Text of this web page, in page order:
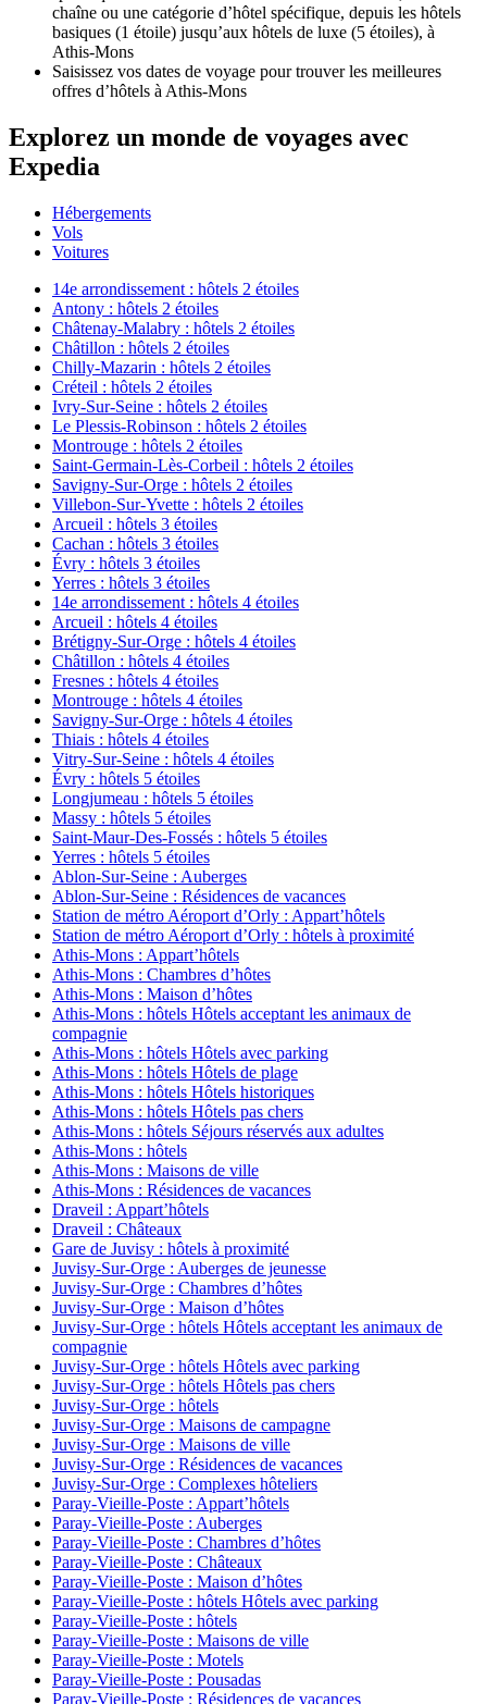
chaîne ou une catégorie d’hôtel spécifique, depuis les hôtels
basiques (1 étoile) jusqu’aux hôtels de luxe (5 étoiles), à
Athis-Mons
Saisissez vos dates de voyage pour trouver les meilleures
offres d’hôtels à Athis-Mons
Explorez un monde de voyages avec
Expedia
Hébergements
Vols
Voitures
14e arrondissement : hôtels 2 étoiles
Antony : hôtels 2 étoiles
Châtenay-Malabry : hôtels 2 étoiles
Châtillon : hôtels 2 étoiles
Chilly-Mazarin : hôtels 2 étoiles
Créteil : hôtels 2 étoiles
Ivry-Sur-Seine : hôtels 2 étoiles
Le Plessis-Robinson : hôtels 2 étoiles
Montrouge : hôtels 2 étoiles
Saint-Germain-Lès-Corbeil : hôtels 2 étoiles
Savigny-Sur-Orge : hôtels 2 étoiles
Villebon-Sur-Yvette : hôtels 2 étoiles
Arcueil : hôtels 3 étoiles
Cachan : hôtels 3 étoiles
Évry : hôtels 3 étoiles
Yerres : hôtels 3 étoiles
14e arrondissement : hôtels 4 étoiles
Arcueil : hôtels 4 étoiles
Brétigny-Sur-Orge : hôtels 4 étoiles
Châtillon : hôtels 4 étoiles
Fresnes : hôtels 4 étoiles
Montrouge : hôtels 4 étoiles
Savigny-Sur-Orge : hôtels 4 étoiles
Thiais : hôtels 4 étoiles
Vitry-Sur-Seine : hôtels 4 étoiles
Évry : hôtels 5 étoiles
Longjumeau : hôtels 5 étoiles
Massy : hôtels 5 étoiles
Saint-Maur-Des-Fossés : hôtels 5 étoiles
Yerres : hôtels 5 étoiles
Ablon-Sur-Seine : Auberges
Ablon-Sur-Seine : Résidences de vacances
Station de métro Aéroport d’Orly : Appart’hôtels
Station de métro Aéroport d’Orly : hôtels à proximité
Athis-Mons : Appart’hôtels
Athis-Mons : Chambres d’hôtes
Athis-Mons : Maison d’hôtes
Athis-Mons : hôtels Hôtels acceptant les animaux de
compagnie
Athis-Mons : hôtels Hôtels avec parking
Athis-Mons : hôtels Hôtels de plage
Athis-Mons : hôtels Hôtels historiques
Athis-Mons : hôtels Hôtels pas chers
Athis-Mons : hôtels Séjours réservés aux adultes
Athis-Mons : hôtels
Athis-Mons : Maisons de ville
Athis-Mons : Résidences de vacances
Draveil : Appart’hôtels
Draveil : Châteaux
Gare de Juvisy : hôtels à proximité
Juvisy-Sur-Orge : Auberges de jeunesse
Juvisy-Sur-Orge : Chambres d’hôtes
Juvisy-Sur-Orge : Maison d’hôtes
Juvisy-Sur-Orge : hôtels Hôtels acceptant les animaux de
compagnie
Juvisy-Sur-Orge : hôtels Hôtels avec parking
Juvisy-Sur-Orge : hôtels Hôtels pas chers
Juvisy-Sur-Orge : hôtels
Juvisy-Sur-Orge : Maisons de campagne
Juvisy-Sur-Orge : Maisons de ville
Juvisy-Sur-Orge : Résidences de vacances
Juvisy-Sur-Orge : Complexes hôteliers
Paray-Vieille-Poste : Appart’hôtels
Paray-Vieille-Poste : Auberges
Paray-Vieille-Poste : Chambres d’hôtes
Paray-Vieille-Poste : Châteaux
Paray-Vieille-Poste : Maison d’hôtes
Paray-Vieille-Poste : hôtels Hôtels avec parking
Paray-Vieille-Poste : hôtels
Paray-Vieille-Poste : Maisons de ville
Paray-Vieille-Poste : Motels
Paray-Vieille-Poste : Pousadas
Paray-Vieille-Poste : Résidences de vacances